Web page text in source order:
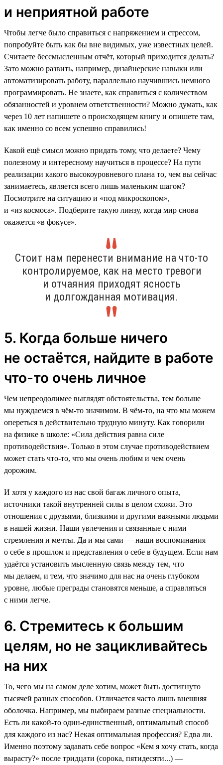
и неприятной работе
Чтобы легче было справиться с напряжением и стрессом,
попробуйте быть как бы вне видимых, уже известных целей.
Считаете бессмысленным отчёт, который приходится делать?
Зато можно развить, например, дизайнерские навыки или
автоматизировать работу, параллельно научившись немного
программировать. Не знаете, как справиться с количеством
обязанностей и уровнем ответственности? Можно думать, как
через 10 лет напишете о происходящем книгу и опишете там,
как именно со всем успешно справились!
Какой ещё смысл можно придать тому, что делаете? Чему
полезному и интересному научиться в процессе? На пути
реализации какого высокоуровневого плана то, чем вы сейчас
занимаетесь, является всего лишь маленьким шагом?
Посмотрите на ситуацию и «под микроскопом»,
и «из космоса». Подберите такую линзу, когда мир снова
окажется «в фокусе».
Стоит нам перенести внимание на что-то
контролируемое, как на место тревоги
и отчаяния приходят ясность
и долгожданная мотивация.
5. Когда больше ничего
не остаётся, найдите в работе
что-то очень личное
Чем непреодолимее выглядят обстоятельства, тем больше
мы нуждаемся в чём-то значимом. В чём-то, на что мы можем
опереться в действительно трудную минуту. Как говорили
на физике в школе: «Сила действия равна силе
противодействия». Только в этом случае противодействием
может стать что-то, что мы очень любим и чем очень
дорожим.
И хотя у каждого из нас свой багаж личного опыта,
источники такой внутренней силы в целом схожи. Это
отношения с друзьями, близкими и другими важными людьми
в нашей жизни. Наши увлечения и связанные с ними
стремления и мечты. Да и мы сами — наши воспоминания
о себе в прошлом и представления о себе в будущем. Если нам
удаётся установить мысленную связь между тем, что
мы делаем, и тем, что значимо для нас на очень глубоком
уровне, любые преграды становятся меньше, а справляться
с ними легче.
6. Стремитесь к большим
целям, но не зацикливайтесь
на них
То, чего мы на самом деле хотим, может быть достигнуто
тысячей разных способов. Отличается часто лишь внешняя
оболочка. Например, мы выбираем разные специальности.
Есть ли какой-то один-единственный, оптимальный способ
для каждого из нас? Некая оптимальная профессия? Едва ли.
Именно поэтому задавать себе вопрос «Кем я хочу стать, когда
вырасту?» после тридцати (сорока, пятидесяти...) —